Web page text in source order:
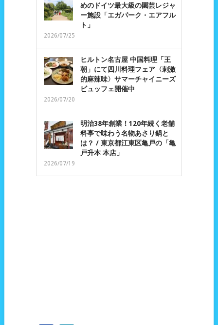
めのドイツ最大級の園芸レジャ
ー施設「エガパーク・エアフル
ト」
2026/07/25
ヒルトン名古屋 中国料理「王
朝」にて四川料理フェア〈刺激
的麻辣味〉サマーチャイニーズ
ビュッフェ開催中
2026/07/20
明治38年創業！120年続く老舗
料亭で味わう名物あさり鍋と
は？ / 東京都江東区亀戸の「亀
戸升本 本店」
2026/07/19